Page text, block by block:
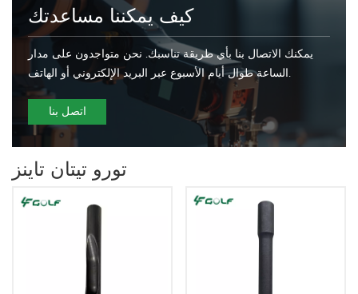
كيف يمكننا مساعدتك
يمكنك الاتصال بنا بأي طريقة تناسبك. نحن متواجدون على مدار
الساعة طوال أيام الأسبوع عبر البريد الإلكتروني أو الهاتف.
اتصل بنا
تورو تيتان تاينز